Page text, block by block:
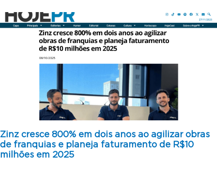
Zinz cresce 800% em dois anos ao agilizar obras
de franquias e planeja faturamento de R$10
milhões em 2025